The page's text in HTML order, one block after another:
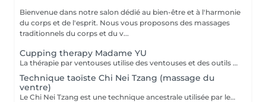
Bienvenue dans notre salon dédié au bien-être et à l'harmonie
du corps et de l'esprit. Nous vous proposons des massages
traditionnels du corps et du v...
Cupping therapy Madame YU
La thérapie par ventouses utilise des ventouses et des outils qui, par combustion, expulsent l'air de l'intérieur des ventouses, créant une pression négative qui permet aux ventouses d'adhérer aux points d'acupuncture ou à la surface de la peau où la thérapie par ventouses doit être effectuée, produisant ainsi une stimulation. Pour ce faire, à la fois en prévention et en traitement, la peau au niveau du site d'application des ventouses devient congestionnée et il y a stase sanguine Cupping therapy uses cups and tools employing combustion to expel air from inside the cups, creating negative pressure that causes the cups to adhere to acuponts or the skin surface where cupping is to be performed, thus producing stimulation,to achieve both prevention and treatment, the skin at the cupping site will become congested,and blood stasis.
Technique taoïste Chi Nei Tzang (massage du
ventre)
Le Chi Nei Tzang est une technique ancestrale utilisée par les moines taoïstes de la Chine qui signifie «travail de l'énergie des organes internes». Selon les taoïstes, chaque organe est lié à une émotion : la colère au foie, la peur aux reins. Notre ventre porte en lui les traces laissées par tous nos traumatismes et nos secrets les plus intimes. L'obstruction des organes internes bloque la libre circulation de l'énergie vitale, le Chi. Le massage agit en profondeur sur les viscères, les émotions et tous les systèmes vitaux du corps. Déroulement de la séance: Pendant le soin vous êtes allongés sur le dos : le torse et le ventre nus, le bas du ventre et les jambes sont couverts ainsi que la poitrine chez les femmes. Pendant la séance vous portez un masque sur les yeux pour pouvoir vous détendre complètement. Mais vous restez attentifs à vos sensations ! À tout moment, si quelque chose vous inquiète ou vous dérange, (certains points de l'intestin peuvent être sensibles !) n'hésitez pas me signaler. Lors de massage j'utilise de l'huile de sésame ou d'amande douce. Aux certains moments lors de soin je prononce «six sons de guérison» qui possèdent un potentiel vibratoire qui participe du nettoyage des organes. Des pressions souples et profondes, appliquées directement sur les organes ou sur des points réflexes, permettent aux énergies ou aux émotions prisonnières, de se libérer. Le massage se termine par le drainage lymphatique et l'équilibrage des pouls.